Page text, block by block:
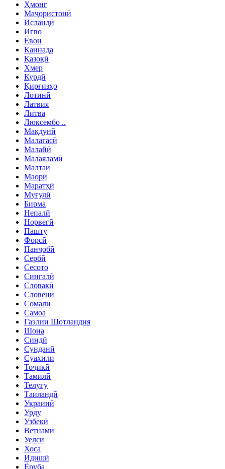
Ҳмонг
Маҷористонӣ
Исландӣ
Игво
Ёвон
Каннада
Қазоқӣ
Хмер
Курдӣ
Қирғизҳо
Лотинӣ
Латвия
Литва
Люксембо ..
Мақдунӣ
Малагасӣ
Малайӣ
Малаяламӣ
Малтаӣ
Маорӣ
Маратҳӣ
Муғулӣ
Бирма
Непалӣ
Норвегӣ
Пашту
Форсӣ
Панҷобӣ
Сербӣ
Сесото
Сингалӣ
Словакӣ
Словенӣ
Сомалӣ
Самоа
Гаэлии Шотландия
Шона
Синдӣ
Сунданӣ
Суахили
Тоҷикӣ
Тамилӣ
Телугу
Таиландӣ
Украинӣ
Урду
Узбекӣ
Ветнамӣ
Уелсӣ
Хоса
Идишӣ
Ёруба